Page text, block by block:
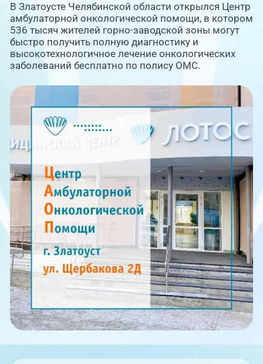
О клинике
Новости
Пациентам
PreventAGE
+7 (351) 220-00-03
+7 (351) 220-00-03
Единая справочная служба,
запись на прием
+7 (351) 220-03-03
Центр амбулаторной
онкологической помощи
+7 (7142) 927-003
Справочный телефон для
В Златоусте Челябинской области открылся Центр
амбулаторной онкологической помощи, в котором
536 тысяч жителей горно-заводской зоны могут
быстро получить полную диагностику и
высокотехнологичное лечение онкологических
заболеваний бесплатно по полису ОМС.